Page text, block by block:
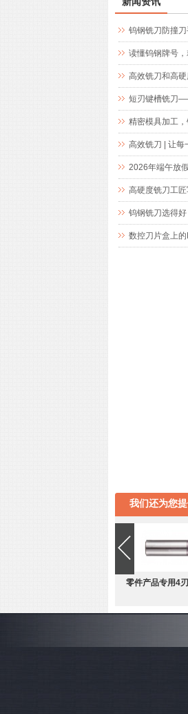
钨钢铣刀防撞
读懂钨钢牌号
文牒
高效铣刀和高
短刃键槽铣刀
精密键槽加工
精密模具加工
究竟藏着什么
高效铣刀 | 让每
值
2026年端午放
高硬度铣刀工
钨钢铣刀选得
数控刀片盒上
我们还为您
零件产品专用4